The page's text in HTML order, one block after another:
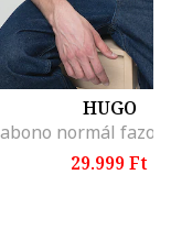
HUGO
29.999 Ft